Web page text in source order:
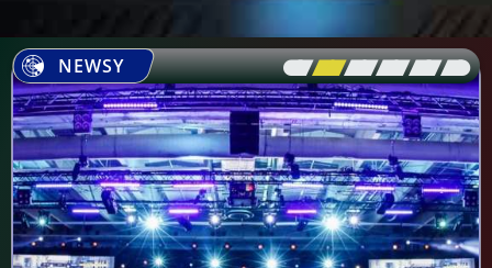
NEWSY [\ \\ \\ \\ \\ \]